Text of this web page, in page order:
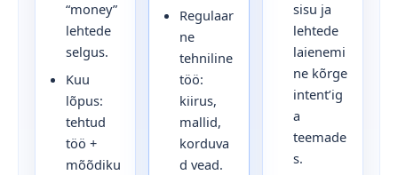
“money”
lehtede
selgus.
Kuu
lõpus:
tehtud
töö +
mõõdiku
Regulaar
ne
tehniline
töö:
kiirus,
mallid,
korduva
d vead.
sisu ja
lehtede
laienemi
ne kõrge
intent’ig
a
teemade
s.